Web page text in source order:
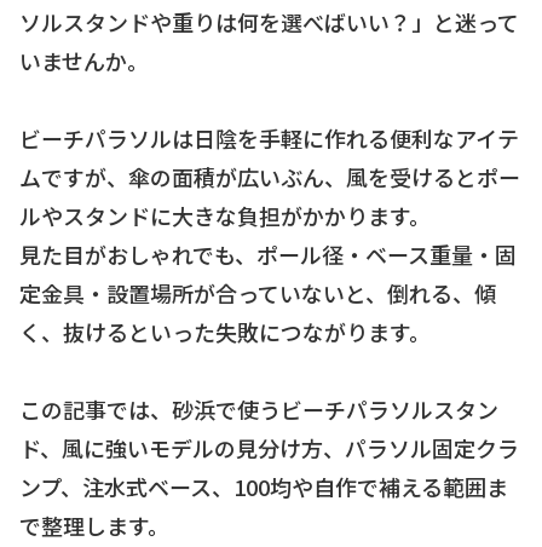
ソルスタンドや重りは何を選べばいい？」と迷って
いませんか。
ビーチパラソルは日陰を手軽に作れる便利なアイテ
ムですが、傘の面積が広いぶん、風を受けるとポー
ルやスタンドに大きな負担がかかります。
見た目がおしゃれでも、ポール径・ベース重量・固
定金具・設置場所が合っていないと、倒れる、傾
く、抜けるといった失敗につながります。
この記事では、砂浜で使うビーチパラソルスタン
ド、風に強いモデルの見分け方、パラソル固定クラ
ンプ、注水式ベース、100均や自作で補える範囲ま
で整理します。